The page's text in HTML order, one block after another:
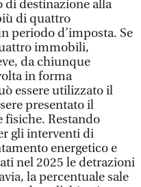
di destinazione alla
di quattro
periodo d’imposta. Se
immobili,
da chiunque
in forma
essere utilizzato il
presentato il
fisiche. Restando
gli interventi di
energetico e
nel 2025 le detrazioni
la percentuale sale